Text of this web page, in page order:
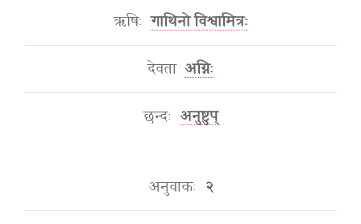
ऋषिः गाथिनो विश्वामित्रः
देवता अग्निः
छन्दः अनुष्टुप्
अनुवाकः २